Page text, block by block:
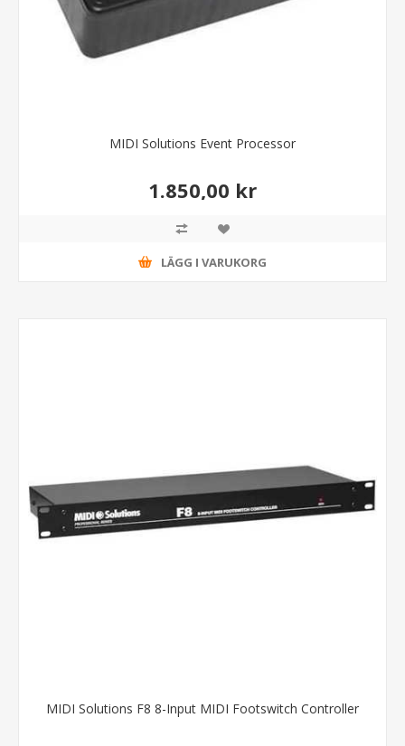
MIDI Solutions Event Processor
1.850,00 kr
LÄGG I VARUKORG
MIDI Solutions F8 8-Input MIDI Footswitch Controller